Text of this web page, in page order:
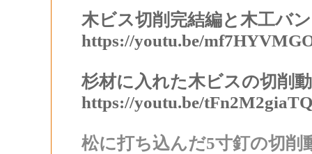
木ビス切削完結編と木工バ
https://youtu.be/
杉材に入れた木ビスの切削
https://youtu.be/tFn2M2giaTQ
松に打ち込んだ5寸釘の切削